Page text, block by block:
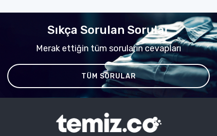
Sıkça Sorulan Sorular
Merak ettiğin tüm soruların cevapları
TÜM SORULAR